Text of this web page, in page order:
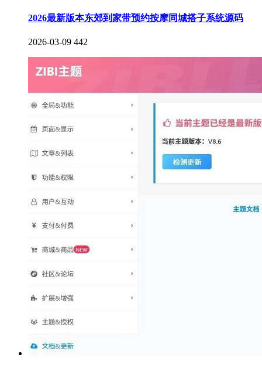
2026最新版本东郊到家带预约按摩同城搭子系统源码
2026-03-09 442